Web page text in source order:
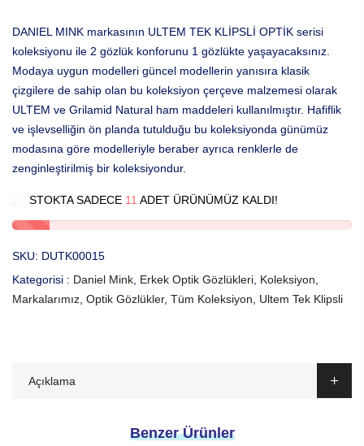
DANIEL MINK markasının ULTEM TEK KLİPSLİ OPTİK serisi
koleksiyonu ile 2 gözlük konforunu 1 gözlükte yaşayacaksınız.
Modaya uygun modelleri güncel modellerin yanısıra klasik
çizgilere de sahip olan bu koleksiyon çerçeve malzemesi olarak
ULTEM ve Grilamid Natural ham maddeleri kullanılmıştır. Hafiflik
ve işlevselliğin ön planda tutulduğu bu koleksiyonda günümüz
modasına göre modelleriyle beraber ayrıca renklerle de
zenginleştirilmiş bir koleksiyondur.
STOKTA SADECE 11 ADET ÜRÜNÜMÜZ KALDI!
SKU: DUTK00015
Kategorisi : Daniel Mink Erkek Optik Gözlükleri Koleksiyon
Markalarımız Optik Gözlükler, Tüm Koleksiyon Ultem Tek Klipsli
Açıklama
Benzer Ürünler